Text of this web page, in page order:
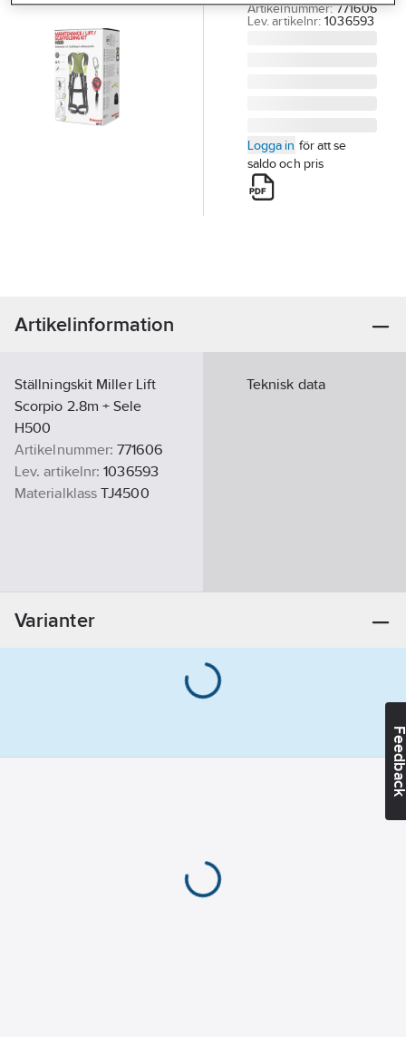
Artikelnummer: 771606
Lev. artikelnr: 1036593
Logga in för att se
saldo och pris
Artikelinformation
Ställningskit Miller Lift
Scorpio 2.8m + Sele
H500
Artikelnummer: 771606
Lev. artikelnr: 1036593
Materialklass TJ4500
Teknisk data
Varianter